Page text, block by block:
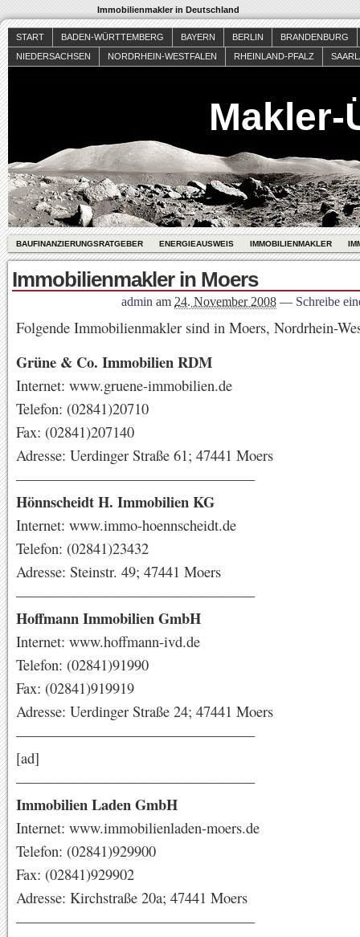
Immobilienmakler in Deutschland
START BADEN-WÜRTTEMBERG BAYERN BERLIN
BRANDENBURG
NIEDERSACHSEN
NORDRHEIN-WESTFALEN RHEINLAND-PFALZ
Makler-
BAUFINANZIERUNGSRATGEBER ENERGIEAUSWEIS IMMOBILIENMAKLER
Immobilienmakler in Moers
admin am 24. November 2008 — Schreibe
Folgende Immobilienmakler sind in Moers, Nordrhein-
Grüne & Co. Immobilien RDM
Internet: www.gruene-immobilien.de
Telefon: (02841)20710
Fax: (02841)207140
Adresse: Uerdinger Straße 61; 47441 Moers
————————————————–
Hönnscheidt H. Immobilien KG
Internet: www.immo-hoennscheidt.de
Telefon: (02841)23432
Adresse: Steinstr. 49; 47441 Moers
————————————————–
Hoffmann Immobilien GmbH
Internet: www.hoffmann-ivd.de
Telefon: (02841)91990
Fax: (02841)919919
Adresse: Uerdinger Straße 24; 47441 Moers
————————————————–
[ad]
————————————————–
Immobilien Laden GmbH
Internet: www.immobilienladen-moers.de
Telefon: (02841)929900
Fax: (02841)929902
Adresse: Kirchstraße 20a; 47441 Moers
————————————————–